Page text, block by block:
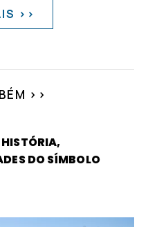
>>
>>
DO SÍMBOLO